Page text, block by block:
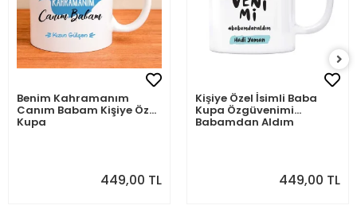
Benim Kahramanım
Canım Babam Kişiye Özel
Kupa
449,00 TL
Kişiye Özel İsimli Baba
Kupa Özgüvenimi
Babamdan Aldım
449,00 TL